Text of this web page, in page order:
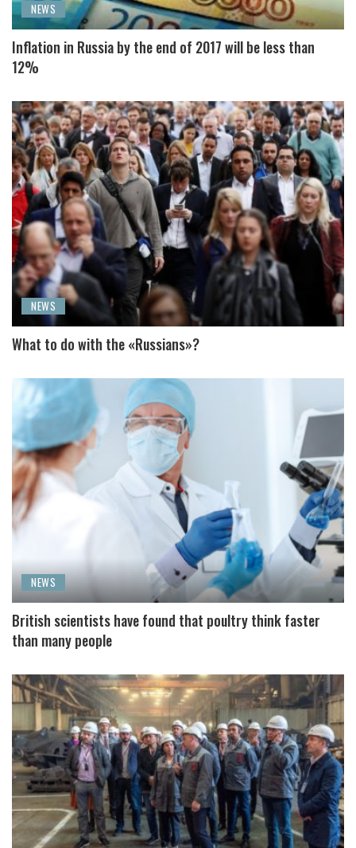
NEWS
Inflation in Russia by the end of 2017 will be less than
12%
NEWS
What to do with the «Russians»?
NEWS
British scientists have found that poultry think faster
than many people